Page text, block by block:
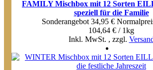
FAMILY Mischbox mit 12 Sorten
speziell für die Familie
Sonderangebot 34,95 €
104,64 € / 1kg
Inkl. MwSt. , zzgl.